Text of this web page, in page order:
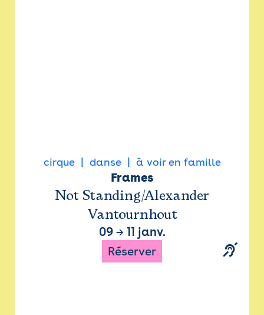
cirque danse à voir en famille
Frames
Not Standing/Alexander
Vantournhout
09→ 11 janv.
Réserver